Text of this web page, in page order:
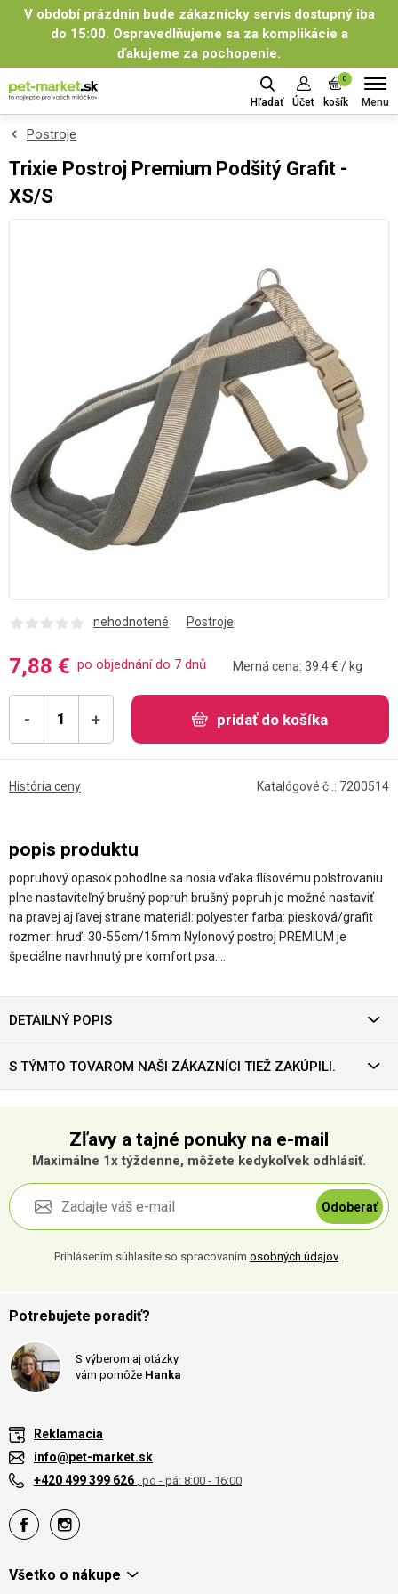
V období prázdnin bude zákaznícky servis dostupný iba
do 15:00. Ospravedlňujeme sa za komplikácie a
ďakujeme za pochopenie.
Hľadať Účet
0
košík Menu
Postroje
Trixie Postroj Premium Podšitý Grafit -
XS/S
nehodnotené Postroje
popis produktu
popruhový opasok pohodlne sa nosia vďaka flísovému polstrovaniu
plne nastaviteľný brušný popruh brušný popruh je možné nastaviť
na pravej aj ľavej strane materiál: polyester farba: piesková/grafit
rozmer: hruď: 30-55cm/15mm Nylonový postroj PREMIUM je
špeciálne navrhnutý pre komfort psa.…
7,88 € po objednání do 7 dnů Merná cena: 39.4 € / kg
- + pridať do košíka
História ceny Katalógové č .: 7200514
DETAILNÝ POPIS
S TÝMTO TOVAROM NAŠI ZÁKAZNÍCI TIEŽ ZAKÚPILI.
Zľavy a tajné ponuky na e-mail
Maximálne 1x týždenne, môžete kedykoľvek odhlásiť.
Odoberať
Prihlásením súhlasíte so spracovaním osobných údajov .
Potrebujete poradiť?
S výberom aj otázky
vám pomôže Hanka
Reklamacia
info@pet-market.sk
+420 499 399 626 , po - pá: 8:00 - 16:00
Všetko o nákupe